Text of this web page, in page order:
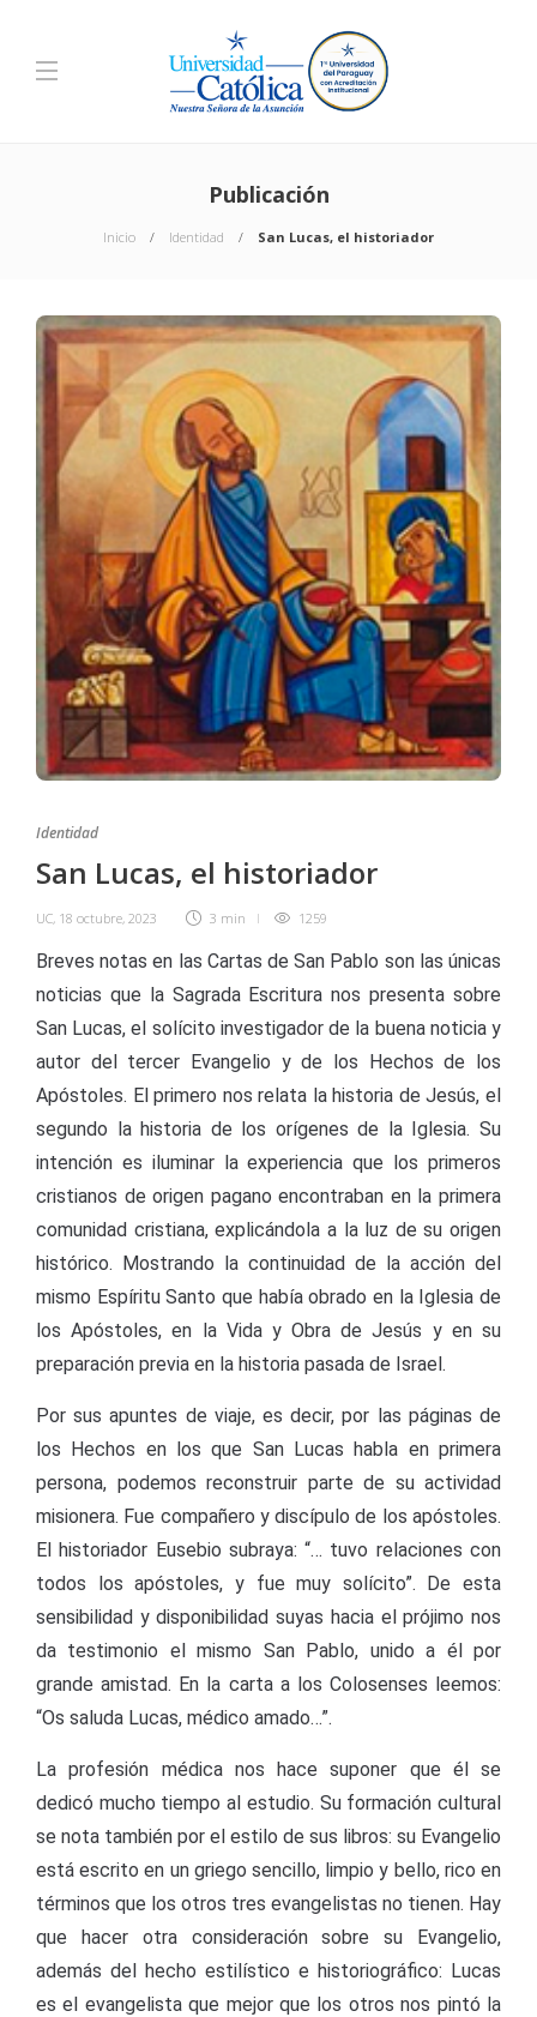
Publicación
Inicio Identidad San Lucas, el historiador
Identidad
San Lucas, el historiador
UC, 18 octubre, 2023 3 min 1259
Breves notas en las Cartas de San Pablo son las únicas
noticias que la Sagrada Escritura nos presenta sobre
San Lucas, el solícito investigador de la buena noticia y
autor del tercer Evangelio y de los Hechos de los
Apóstoles. El primero nos relata la historia de Jesús, el
segundo la historia de los orígenes de la Iglesia. Su
intención es iluminar la experiencia que los primeros
cristianos de origen pagano encontraban en la primera
comunidad cristiana, explicándola a la luz de su origen
histórico. Mostrando la continuidad de la acción del
mismo Espíritu Santo que había obrado en la Iglesia de
los Apóstoles, en la Vida y Obra de Jesús y en su
preparación previa en la historia pasada de Israel.
Por sus apuntes de viaje, es decir, por las páginas de
los Hechos en los que San Lucas habla en primera
persona, podemos reconstruir parte de su actividad
misionera. Fue compañero y discípulo de los apóstoles.
El historiador Eusebio subraya: “… tuvo relaciones con
todos los apóstoles, y fue muy solícito”. De esta
sensibilidad y disponibilidad suyas hacia el prójimo nos
da testimonio el mismo San Pablo, unido a él por
grande amistad. En la carta a los Colosenses leemos:
“Os saluda Lucas, médico amado…”.
La profesión médica nos hace suponer que él se
dedicó mucho tiempo al estudio. Su formación cultural
se nota también por el estilo de sus libros: su Evangelio
está escrito en un griego sencillo, limpio y bello, rico en
términos que los otros tres evangelistas no tienen. Hay
que hacer otra consideración sobre su Evangelio,
además del hecho estilístico e historiográfico: Lucas
es el evangelista que mejor que los otros nos pintó la